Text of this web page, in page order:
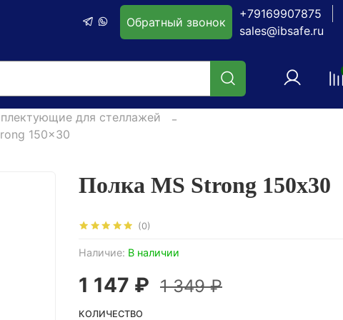
Обратный звонок
+79169907875
sales@ibsafe.ru
для стеллажей
150x30
(0)
Наличие: В наличии
Полка MS Strong 150x30
1 147 ₽ 1 349 ₽
КОЛИЧЕСТВО